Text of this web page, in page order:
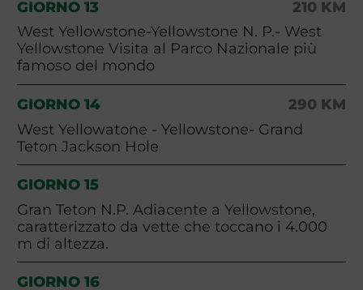
GIORNO 13
210 KM
West Yellowstone-Yellowstone N. P.- West
Yellowstone Visita al Parco Nazionale più
famoso del mondo
GIORNO 14
290 KM
West Yellowatone - Yellowstone- Grand
Teton Jackson Hole
GIORNO 15
Gran Teton N.P. Adiacente a Yellowstone,
caratterizzato da vette che toccano i 4.000
m di altezza.
GIORNO 16